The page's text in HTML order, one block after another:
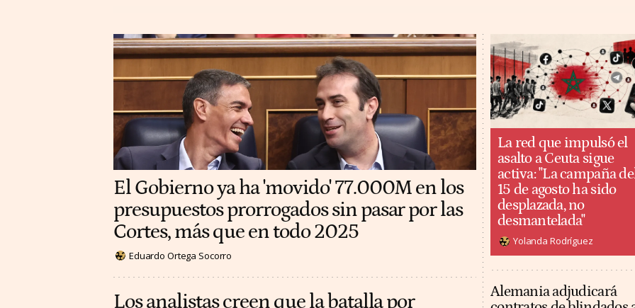
El Gobierno ya ha 'movido' 77.000M en los
presupuestos prorrogados sin pasar por las
Cortes, más que en todo 2025
Eduardo Ortega Socorro
Los analistas creen que la batalla por
La red que impulsó el
asalto a Ceuta sigue
activa: "La campaña
15 de agosto ha sido
desplazada, no
desmantelada"
Yolanda Rodríguez
Alemania adjudicará